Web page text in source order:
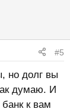
#5
но долг вы
думаю. И
к вам